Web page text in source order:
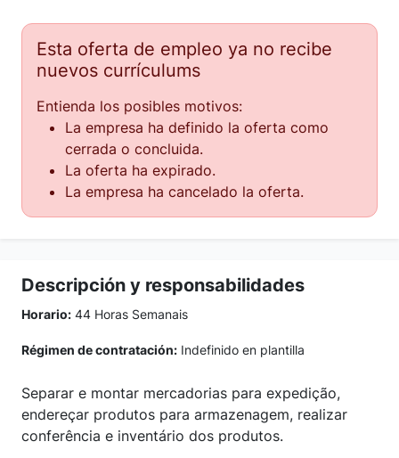
Esta oferta de empleo ya no recibe
nuevos currículums
Entienda los posibles motivos:
La empresa ha definido la oferta como
cerrada o concluida.
La oferta ha expirado.
La empresa ha cancelado la oferta.
Descripción y responsabilidades
Horario: 44 Horas Semanais
Régimen de contratación: Indefinido en plantilla
Separar e montar mercadorias para expedição,
endereçar produtos para armazenagem, realizar
conferência e inventário dos produtos.